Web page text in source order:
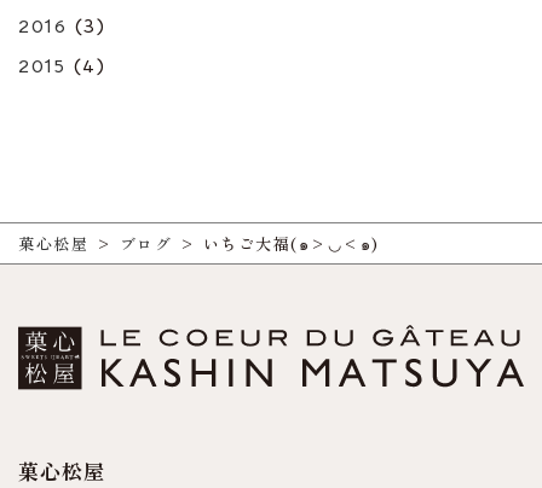
2016 (3)
2015 (4)
菓心松屋 > ブログ > いちご大福(๑>◡<๑)
菓心松屋